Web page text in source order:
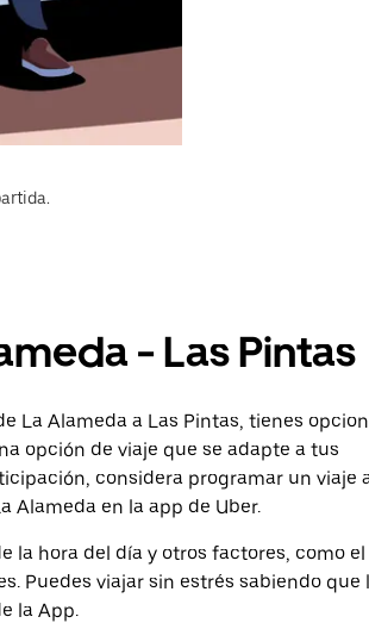
- Las Pintas
La Alameda a Las Pintas, tienes
opción de viaje que se adapte a tus
considera programar un viaje
Alameda en la app de Uber.
la hora del día y otros factores, como el
Puedes viajar sin estrés sabiendo que
la App.